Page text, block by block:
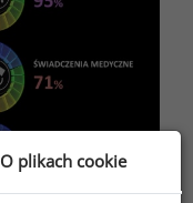
O plikach cookie